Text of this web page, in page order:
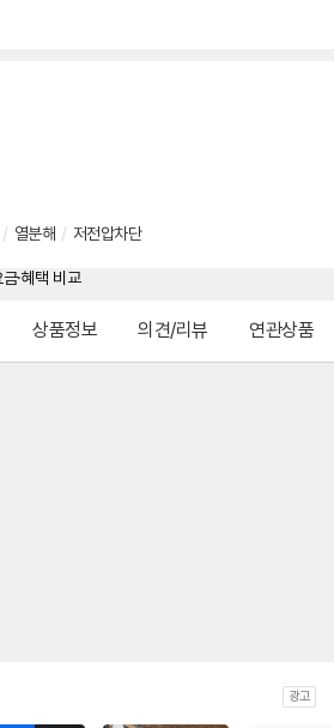
/ 열분해 / 저전압차단
상품정보 의견/리뷰 연관상품
광고